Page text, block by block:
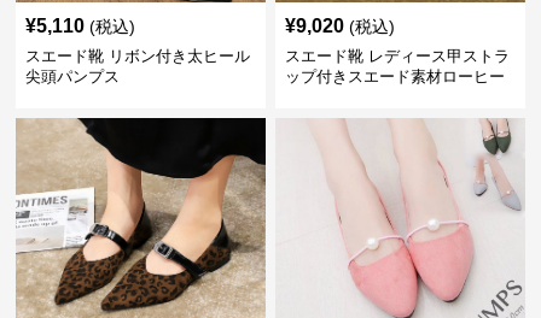
¥5,110 (税込)
スエード靴 リボン付き太ヒール
尖頭パンプス
¥9,020 (税込)
スエード靴 レディース甲ストラ
ップ付きスエード素材ローヒー